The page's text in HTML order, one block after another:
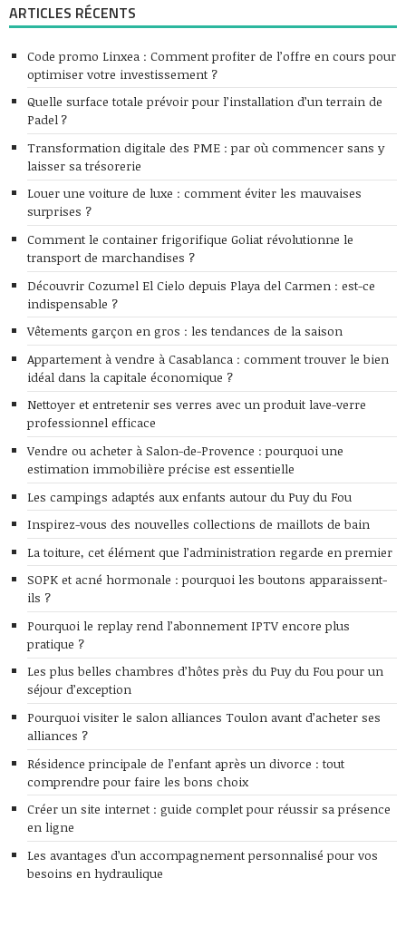
ARTICLES RÉCENTS
Code promo Linxea : Comment profiter de l’offre en cours pour
optimiser votre investissement ?
Quelle surface totale prévoir pour l’installation d’un terrain de
Padel ?
Transformation digitale des PME : par où commencer sans y
laisser sa trésorerie
Louer une voiture de luxe : comment éviter les mauvaises
surprises ?
Comment le container frigorifique Goliat révolutionne le
transport de marchandises ?
Découvrir Cozumel El Cielo depuis Playa del Carmen : est-ce
indispensable ?
Vêtements garçon en gros : les tendances de la saison
Appartement à vendre à Casablanca : comment trouver le bien
idéal dans la capitale économique ?
Nettoyer et entretenir ses verres avec un produit lave-verre
professionnel efficace
Vendre ou acheter à Salon-de-Provence : pourquoi une
estimation immobilière précise est essentielle
Les campings adaptés aux enfants autour du Puy du Fou
Inspirez-vous des nouvelles collections de maillots de bain
La toiture, cet élément que l’administration regarde en premier
SOPK et acné hormonale : pourquoi les boutons apparaissent-
ils ?
Pourquoi le replay rend l’abonnement IPTV encore plus
pratique ?
Les plus belles chambres d’hôtes près du Puy du Fou pour un
séjour d’exception
Pourquoi visiter le salon alliances Toulon avant d’acheter ses
alliances ?
Résidence principale de l’enfant après un divorce : tout
comprendre pour faire les bons choix
Créer un site internet : guide complet pour réussir sa présence
en ligne
Les avantages d’un accompagnement personnalisé pour vos
besoins en hydraulique